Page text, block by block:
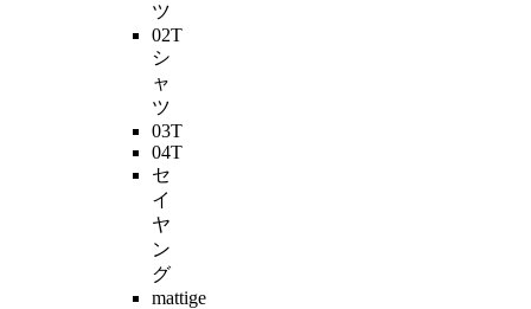
ツ
02T
シ
ャ
ツ
03T
04T
セ
イ
ヤ
ン
グ
mattige